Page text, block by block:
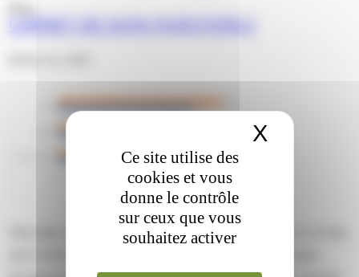
CARNET DE SUIVI QUESTION 2
This entry was posted on mercredi, février 1st, 2023 at 11 h 19 min
Ce site utilise des
cookies et vous
donne le contrôle
sur ceux que vous
souhaitez activer
X